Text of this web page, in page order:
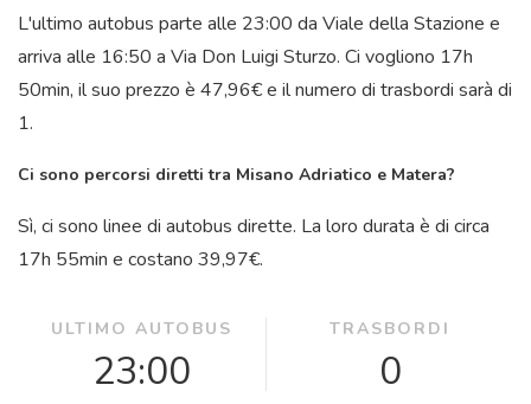
L'ultimo autobus parte alle 23:00 da Viale della Stazione e
arriva alle 16:50 a Via Don Luigi Sturzo. Ci vogliono 17h
50min, il suo prezzo è 47,96€ e il numero di trasbordi sarà di
1.
Ci sono percorsi diretti tra Misano Adriatico e Matera?
Sì, ci sono linee di autobus dirette. La loro durata è di circa
17h 55min e costano 39,97€.
ULTIMO AUTOBUS
23:00
TRASBORDI
0